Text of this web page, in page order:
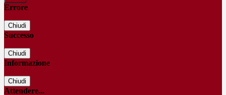
Errore
Chiudi
Successo
Chiudi
Informazione
Chiudi
Attendere...